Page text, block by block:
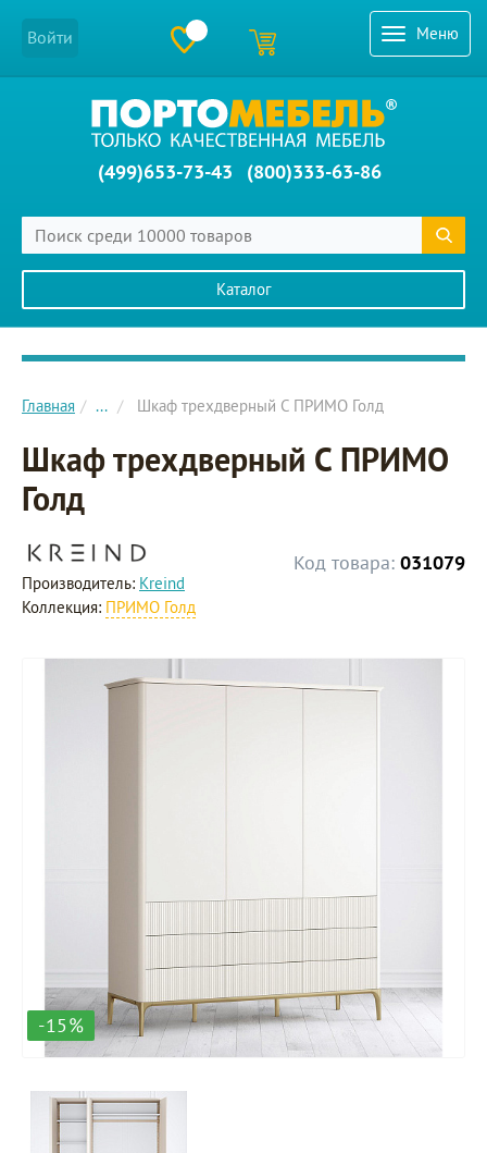
Меню
Войти
(499)653-73-43 (800)333-63-86
Каталог
Главное меню сайта
Главная ... Шкаф трехдверный C ПРИМО Голд
Шкаф трехдверный C ПРИМО
Голд
Код товара: 031079
Производитель: Kreind
Коллекция: ПРИМО Голд
-15%